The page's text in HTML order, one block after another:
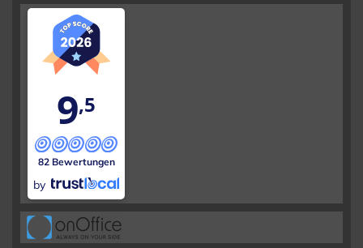
9,5
82 Bewertungen
by